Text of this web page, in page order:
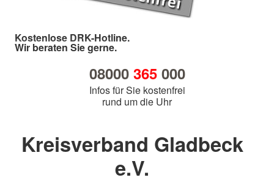
Kostenlose DRK-Hotline.
Wir beraten Sie gerne.
08000 365000
Infos für Sie kostenfrei
rund um die Uhr
Kreisverband Gladbeck
e.V.